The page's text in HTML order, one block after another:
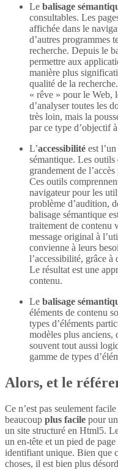
Le balisage
consultables. Les
affichée dans le
d’autres programmes
recherche. Depuis le
permettre aux
manière plus
qualité de la
« rêve » pour le Web,
d’analyser toutes les
très loin, mais la
par ce type d’objectif
L’accessibilité est
sémantique. Les outils
grandement de
Ces outils
navigateur pour les
problème d’audition,
balisage sémantique
traitement de contenu
message original à
convienne à leurs
l’accessibilité, grâce à
Le résultat est une
contenu.
Le balisage
éléments de contenu
types d’éléments
modèles plus anciens,
souvent tout aussi
gamme de types
Alors, et le
Ce n’est pas seulement
beaucoup plus facile pour un
un site structuré en Html5.
un en-tête et un pied de
identifiant unique. Bien que
choses, il est bien plus